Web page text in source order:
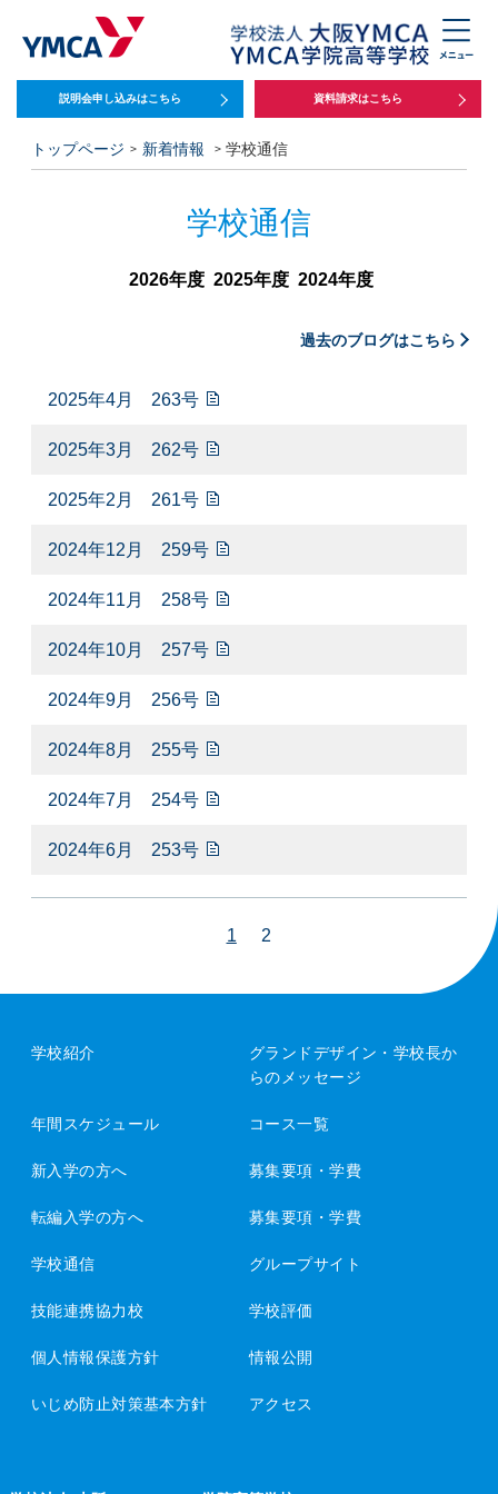
説明会申し込みはこちら 資料請求はこちら
トップページ 新着情報 学校通信
学校通信
2026年度 2025年度 2024年度
過去のブログはこちら
2025年4月 263号
2025年3月 262号
2025年2月 261号
2024年12月 259号
2024年11月 258号
2024年10月 257号
2024年9月 256号
2024年8月 255号
2024年7月 254号
2024年6月 253号
1 2
学校紹介 グランドデザイン・ 学校長か
らのメッセージ
年間スケジュール コース一覧
新入学の方へ 募集要項・学費
転編入学の方へ 募集要項・学費
学校通信 グループサイト
技能連携協力校 学校評価
個人情報保護方針 情報公開
いじめ防止対策基本方針 アクセス